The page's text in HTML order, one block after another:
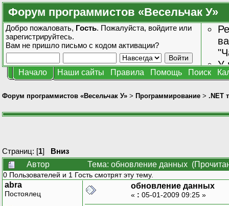
Форум программистов «Весельчак У»
Добро пожаловать, Гость. Пожалуйста, войдите или
зарегистрируйтесь.
Вам не пришло письмо с кодом активации?
У
Начало Наши сайты Правила Помощь Поиск
Форум программистов «Весельчак У» > Программирование > .NET
Страниц: [1] Вниз
Автор
Тема: обновление данных
0 Пользователей и 1 Гость смотрят эту тему.
abra
Постоялец
обновление данных
« : 05-01-2009 09:25 »